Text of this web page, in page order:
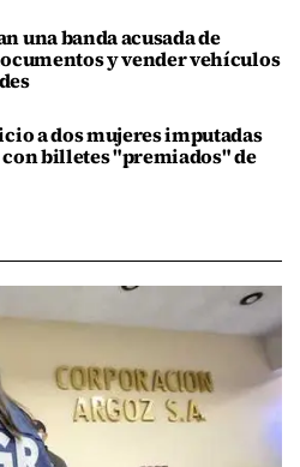
una banda acusada de
y vender vehículos
a dos mujeres imputadas
con billetes "premiados" de